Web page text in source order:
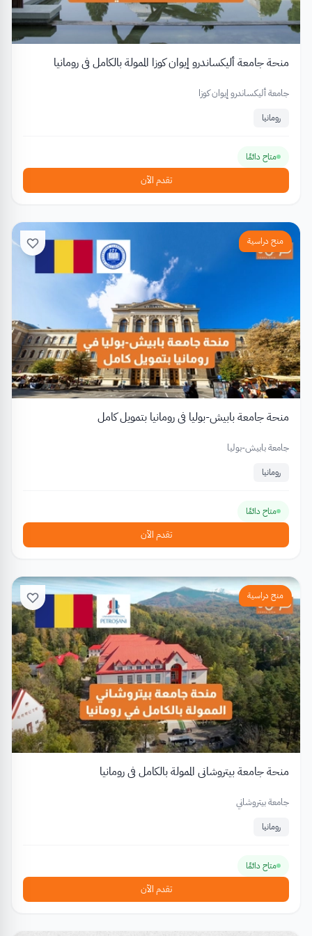
منحة جامعة أليكساندرو إيوان كوزا الممولة بالكامل في رومانيا
جامعة أليكساندرو إيوان كوزا
رومانيا
متاح دائمًا
تقدم الآن
منح دراسية
منحة جامعة بابيش-بوليا في رومانيا بتمويل كامل
جامعة بابيش-بوليا
رومانيا
متاح دائمًا
تقدم الآن
منح دراسية
منحة جامعة بيتروشاني الممولة بالكامل في رومانيا
جامعة بيتروشاني
رومانيا
متاح دائمًا
تقدم الآن